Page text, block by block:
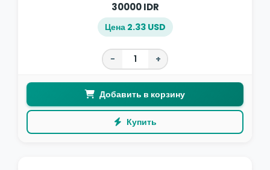
30000 IDR
Цена 2.33 USD
− +
Добавить в корзину
Купить